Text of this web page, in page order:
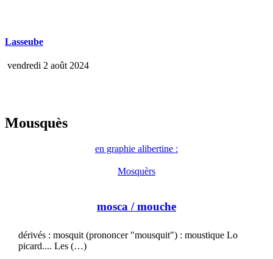
Lasseube
vendredi 2 août 2024
Mousquès
en graphie alibertine :
Mosquèrs
mosca / mouche
dérivés : mosquit (prononcer "mousquit") : moustique Lo
picard.... Les (…)